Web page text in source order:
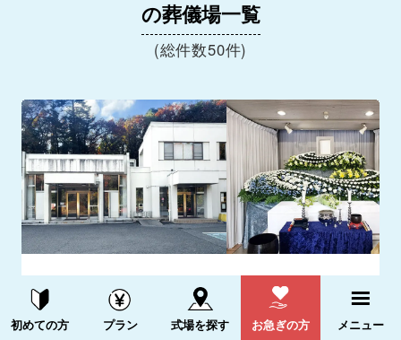
の葬儀場一覧
(総件数50件)
広域飯能斎場
埼玉県飯能市飯能948-3
資料請求する 電話をかける
初めての方 プラン 式場を探す お急ぎの方 メニュー